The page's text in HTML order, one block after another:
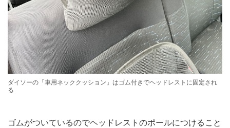
ダイソーの「車用ネッククッション」はゴム付きでヘッドレストに固定され
る
ゴムがついているのでヘッドレストのポールにつけること